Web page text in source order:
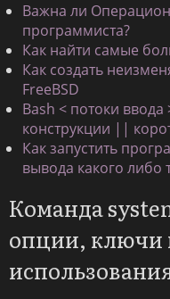
Важна ли
программиста?
Как найти самые
Как создать
FreeBSD
Bash < потоки
конструкции ||
Как запустить
вывода какого либо
Команда
опции, ключи